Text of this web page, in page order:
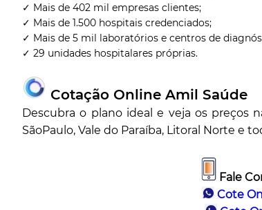
✓ Mais de 402 mil empresas clientes;
✓ Mais de 1.500 hospitais credenciados;
✓ Mais de 5 mil laboratórios e centros de
✓ 29 unidades hospitalares próprias.
Cotação Online Amil Saúde
Descubra o plano ideal e veja os preços
SãoPaulo, Vale do Paraíba, Litoral Norte e
Fale
Cote